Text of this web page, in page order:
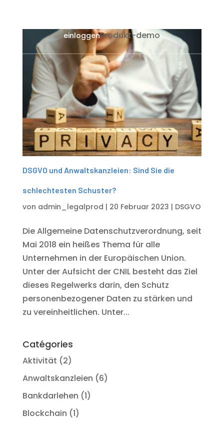
einloggenProdukt-demo
DSGVO und Anwaltskanzleien: Sind Sie die
schlechtesten Schuster?
von admin_legalprod | 20 Februar 2023 | DSGVO
Die Allgemeine Datenschutzverordnung, seit
Mai 2018 ein heißes Thema für alle
Unternehmen in der Europäischen Union.
Unter der Aufsicht der CNIL besteht das Ziel
dieses Regelwerks darin, den Schutz
personenbezogener Daten zu stärken und
zu vereinheitlichen. Unter...
Catégories
Aktivität (2)
Anwaltskanzleien (6)
Bankdarlehen (1)
Blockchain (1)